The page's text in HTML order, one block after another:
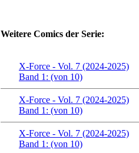
Weitere Comics der Serie:
X-Force - Vol. 7 (2024-2025)
Band 1: (von 10)
X-Force - Vol. 7 (2024-2025)
Band 1: (von 10)
X-Force - Vol. 7 (2024-2025)
Band 1: (von 10)